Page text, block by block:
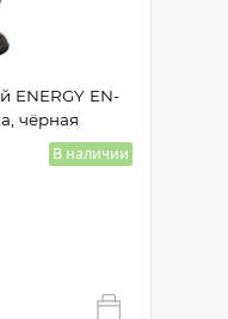
ENERGY EN-
чёрная
В наличии